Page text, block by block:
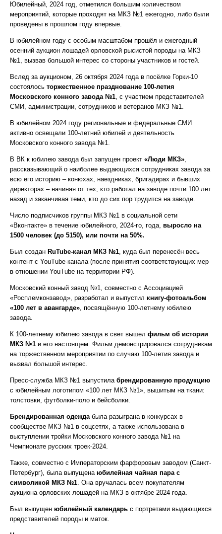
Юбилейный, 2024 год, отметился большим количеством
мероприятий, которые проходят на МКЗ №1 ежегодно, либо были
проведены в прошлом году впервые.
В юбилейном году с особым масштабом прошёл и ежегодный
осенний аукцион лошадей орловской рысистой породы на МКЗ
№1, вызвав большой интерес со стороны участников и гостей.
Вслед за аукционом, 26 октября 2024 года в посёлке Горки-10
состоялось торжественное празднование 100-летия
Московского конного завода №1, с участием представителей
СМИ, администрации, сотрудников и ветеранов МКЗ №1.
В юбилейном 2024 году региональные и федеральные СМИ
активно освещали 100-летний юбилей и деятельность
Московского конного завода №1.
В ВК к юбилею завода был запущен проект «Люди МКЗ»,
рассказывающий о наиболее выдающихся сотрудниках завода за
всю его историю – конюхах, наездниках, бригадирах и бывших
директорах – начиная от тех, кто работал на заводе почти 100 лет
назад и заканчивая теми, кто до сих пор трудится на заводе.
Число подписчиков группы МКЗ №1 в социальной сети
«Вконтакте» в течение юбилейного, 2024-го, года, выросло на
1500 человек (до 5150), или почти на 50%.
Был создан RuTube-канал МКЗ №1, куда был перенесён весь
контент с YouTube-канала (после принятия соответствующих мер
в отношении YouTube на территории РФ).
Московский конный завод №1, совместно с Ассоциацией
«Росплемконзавод», разработал и выпустил книгу-фотоальбом
«100 лет в авангарде», посвящённую 100-летнему юбилею
завода.
К 100-летнему юбилею завода в свет вышел фильм об истории
МКЗ №1 и его настоящем. Фильм демонстрировался сотрудникам
на торжественном мероприятии по случаю 100-летия завода и
вызвал большой интерес.
Пресс-служба МКЗ №1 выпустила брендированную продукцию
с юбилейным логотипом «100 лет МКЗ №1», вышитым на ткани:
толстовки, футболки-поло и бейсболки.
Брендированная одеждабыла разыграна в конкурсах в
сообществе МКЗ №1 в соцсетях, а также использована в
выступлении тройки Московского конного завода №1 на
Чемпионате русских троек-2024.
Также, совместно с Императорским фарфоровым заводом (Санкт-
Петербург), была выпущена юбилейная чайная пара с
символикой МКЗ №1. Она вручалась всем покупателям
аукциона орловских лошадей на МКЗ в октябре 2024 года.
Был выпущен юбилейный календарь с портретами выдающихся
представителей породы и маток.